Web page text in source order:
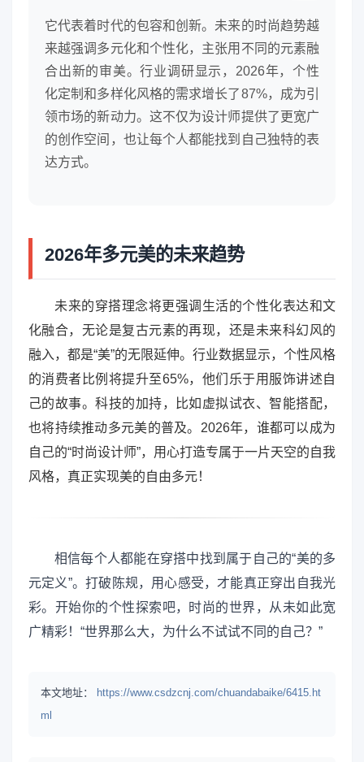
它代表着时代的包容和创新。未来的时尚趋势越
来越强调多元化和个性化，主张用不同的元素融
合出新的审美。行业调研显示，2026年，个性
化定制和多样化风格的需求增长了87%，成为引
领市场的新动力。这不仅为设计师提供了更宽广
的创作空间，也让每个人都能找到自己独特的表
达方式。
2026年多元美的未来趋势
未来的穿搭理念将更强调生活的个性化表达和文
化融合，无论是复古元素的再现，还是未来科幻风的
融入，都是“美”的无限延伸。行业数据显示，个性风格
的消费者比例将提升至65%，他们乐于用服饰讲述自
己的故事。科技的加持，比如虚拟试衣、智能搭配，
也将持续推动多元美的普及。2026年，谁都可以成为
自己的“时尚设计师”，用心打造专属于一片天空的自我
风格，真正实现美的自由多元！
相信每个人都能在穿搭中找到属于自己的“美的多
元定义”。打破陈规，用心感受，才能真正穿出自我光
彩。开始你的个性探索吧，时尚的世界，从未如此宽
广精彩！“世界那么大，为什么不试试不同的自己？”
本文地址：
https://www.csdzcnj.com/chuandabaike/6415.ht
ml